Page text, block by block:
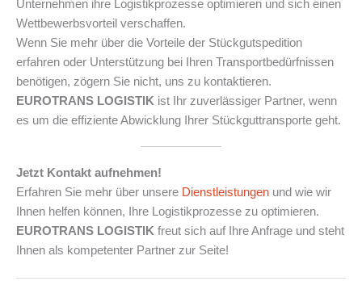
Unternehmen ihre Logistikprozesse optimieren und sich einen
Wettbewerbsvorteil verschaffen.
Wenn Sie mehr über die Vorteile der Stückgutspedition
erfahren oder Unterstützung bei Ihren Transportbedürfnissen
benötigen, zögern Sie nicht, uns zu kontaktieren.
EUROTRANS LOGISTIK ist Ihr zuverlässiger Partner, wenn
es um die effiziente Abwicklung Ihrer Stückguttransporte geht.
Jetzt Kontakt aufnehmen!
Erfahren Sie mehr über unsere Dienstleistungen und wie wir
Ihnen helfen können, Ihre Logistikprozesse zu optimieren.
EUROTRANS LOGISTIK freut sich auf Ihre Anfrage und steht
Ihnen als kompetenter Partner zur Seite!